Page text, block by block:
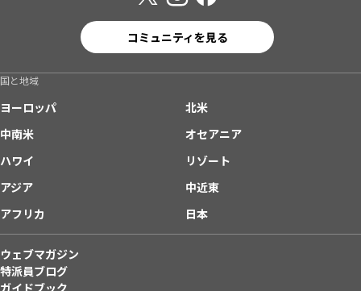
コミュニティを見る
国と地域
ヨーロッパ
北米
中南米
オセアニア
ハワイ
リゾート
アジア
中近東
アフリカ
日本
ウェブマガジン
特派員ブログ
ガイドブック